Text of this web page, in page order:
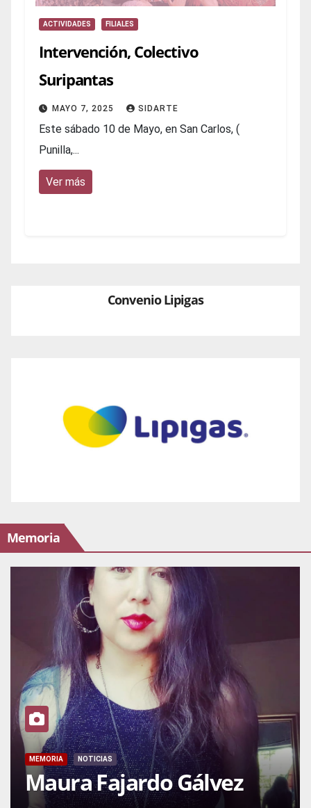
ACTIVIDADES FILIALES
Intervención, Colectivo
Suripantas
MAYO 7, 2025 SIDARTE
Este sábado 10 de Mayo, en San Carlos, (
Punilla,...
Ver más
Convenio Lipigas
Memoria
MEMORIA NOTICIAS
Maura Fajardo Gálvez